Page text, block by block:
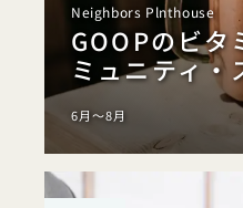
Neighbors Plnthouse
GOOPのビタ
ミュニティ・
6月～8月